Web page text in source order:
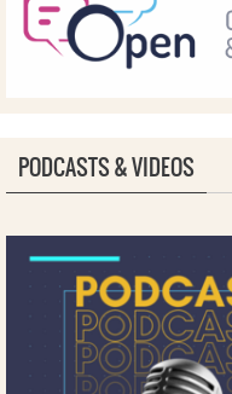
PODCASTS & VIDEOS